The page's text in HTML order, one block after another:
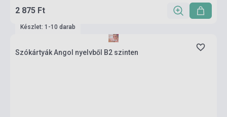
2 875 Ft
Készlet: 1-10 darab
Szókártyák Angol nyelvből B2 szinten